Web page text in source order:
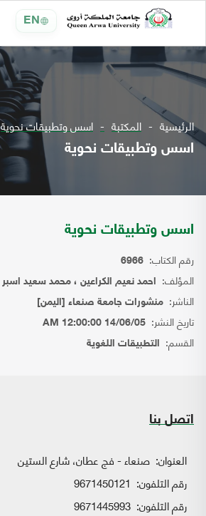
EN
الرئيسية المكتبة اسس وتطبيقات نحوية
اسس وتطبيقات نحوية
اسس وتطبيقات نحوية
رقم الكتاب: 6966
المؤلف: احمد نعيم الكراعين ، محمد سعيد اسبر
الناشر: منشورات جامعة صنعاء [اليمن]
تاريخ النشر: 14/06/05 12:00:00 AM
القسم: التطبيقات اللغوية
اتصل بنا
العنوان: صنعاء - فج عطان، شارع الستين
رقم التلفون: 9671450121
رقم التلفون: 9671445993